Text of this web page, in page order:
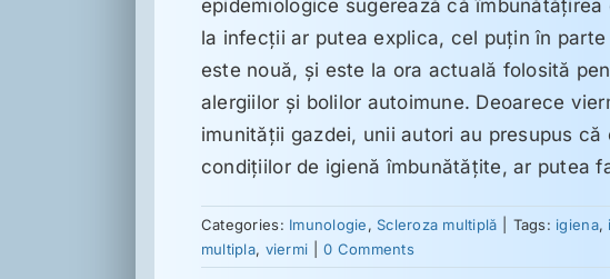
epidemiologice sugerează că
la infecţii ar putea explica, cel puţin în
este nouă, şi este la ora actuală folosită
alergiilor şi bolilor autoimune. Deoarece
imunităţii gazdei, unii autori au presupus
condiţiilor de igienă îmbunătăţite, ar putea
Categories: Imunologie, Scleroza multiplă Tags: igiena,
multipla, viermi 0 Comments